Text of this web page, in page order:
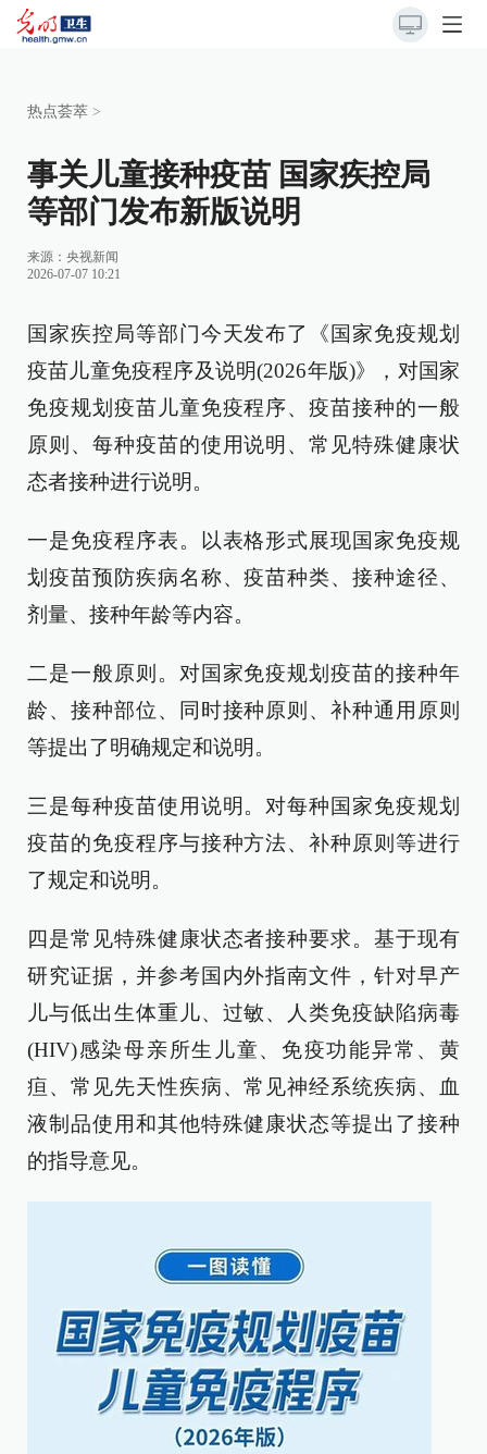
热点荟萃 >
事关儿童接种疫苗 国家疾控局
等部门发布新版说明
来源： 央视新闻
2026-07-07 10:21
国家疾控局等部门今天发布了《国家免疫规划
疫苗儿童免疫程序及说明(2026年版)》，对国家
免疫规划疫苗儿童免疫程序、疫苗接种的一般
原则、每种疫苗的使用说明、常见特殊健康状
态者接种进行说明。
一是免疫程序表。以表格形式展现国家免疫规
划疫苗预防疾病名称、疫苗种类、接种途径、
剂量、接种年龄等内容。
二是一般原则。对国家免疫规划疫苗的接种年
龄、接种部位、同时接种原则、补种通用原则
等提出了明确规定和说明。
三是每种疫苗使用说明。对每种国家免疫规划
疫苗的免疫程序与接种方法、补种原则等进行
了规定和说明。
四是常见特殊健康状态者接种要求。基于现有
研究证据，并参考国内外指南文件，针对早产
儿与低出生体重儿、过敏、人类免疫缺陷病毒
(HIV)感染母亲所生儿童、免疫功能异常、黄
疸、常见先天性疾病、常见神经系统疾病、血
液制品使用和其他特殊健康状态等提出了接种
的指导意见。